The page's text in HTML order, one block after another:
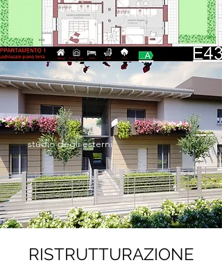
studio degli esterni
RISTRUTTURAZIONE